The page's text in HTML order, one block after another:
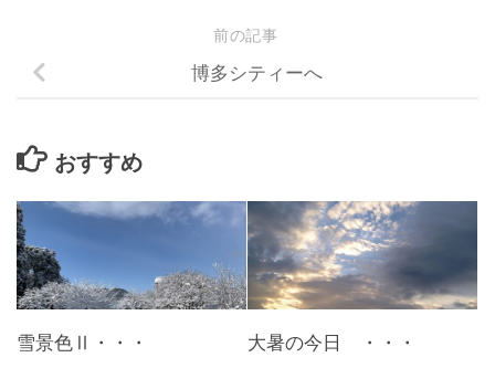
前の記事
博多シティーへ
おすすめ
雪景色Ⅱ・・・ 大暑の今日 ・・・